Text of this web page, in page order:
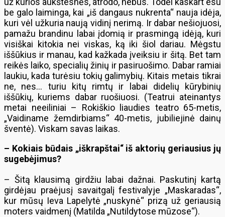
be galo laiminga, kai „iš dangaus nukrenta“ nauja idėja,
kuri vėl užkuria naują vidinį nerimą. Ir dabar nešiojuosi,
pamažu brandinu labai įdomią ir prasmingą idėją, kuri
visiškai kitokia nei viskas, ką iki šiol dariau. Mėgstu
iššūkius ir manau, kad kažkada įveiksiu ir šitą. Bet tam
reikės laiko, specialių žinių ir pasiruošimo. Dabar ramiai
laukiu, kada turėsiu tokių galimybių. Kitais metais tikrai
ne, nes… turiu kitų rimtų ir labai didelių kūrybinių
iššūkių, kuriems dabar ruošiuosi. (Teatrui ateinantys
metai neeiliniai – Rokiškio liaudies teatro 65-metis,
„Vaidiname žemdirbiams“ 40-metis, jubiliejinė dainų
šventė). Viskam savas laikas.
– Kokiais būdais „iškrapštai“ iš aktorių geriausius jų
sugebėjimus?
– Šitą klausimą girdžiu labai dažnai. Paskutinį kartą
girdėjau praėjusį savaitgalį festivalyje „Maskaradas“,
kur mūsų Ieva Lapelytė „nuskynė“ prizą už geriausią
moters vaidmenį (Matilda „Nutildytose mūzose“).